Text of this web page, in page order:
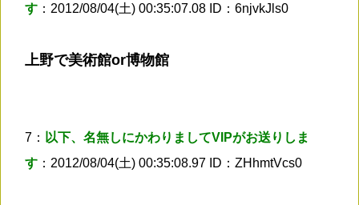
す ：2012/08/04(土) 00:35:07.08 ID：6njvkJls0
上野で美術館or博物館
7： 以下、名無しにかわりましてVIPがお送りしま
す ：2012/08/04(土) 00:35:08.97 ID：ZHhmtVcs0